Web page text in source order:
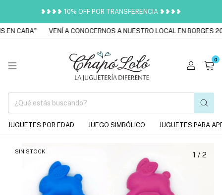
❥❥❥❥ 10% OFF POR TRANSFERENCIA ❥❥❥❥
EN CABA" VENÍ A CONOCERNOS A NUESTRO LOCAL EN BORGES
0
JUGUETES POR EDAD JUEGO SIMBÓLICO JUGUETES PARA
SIN STOCK 1 / 2